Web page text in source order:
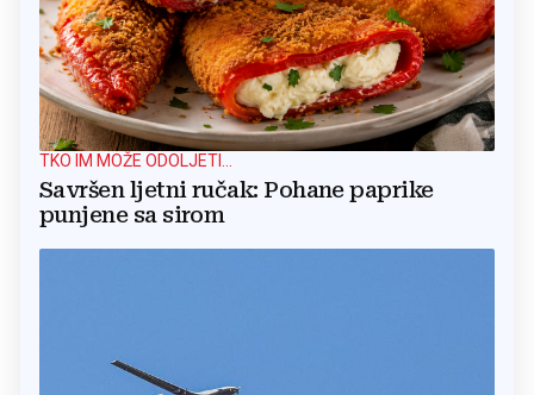
TKO IM MOŽE ODOLJETI...
Savršen ljetni ručak: Pohane paprike
punjene sa sirom